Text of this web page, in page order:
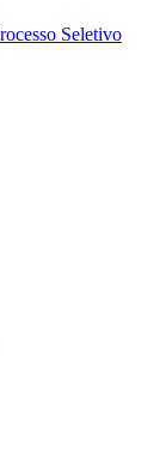
Seletivo